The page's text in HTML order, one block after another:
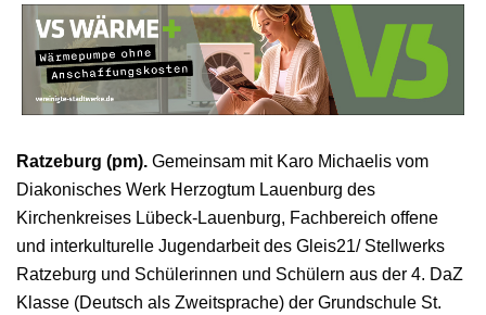
Ratzeburg (pm). Gemeinsam mit Karo Michaelis vom
Diakonisches Werk Herzogtum Lauenburg des
Kirchenkreises Lübeck-Lauenburg, Fachbereich offene
und interkulturelle Jugendarbeit des Gleis21/ Stellwerks
Ratzeburg und Schülerinnen und Schülern aus der 4. DaZ
Klasse (Deutsch als Zweitsprache) der Grundschule St.